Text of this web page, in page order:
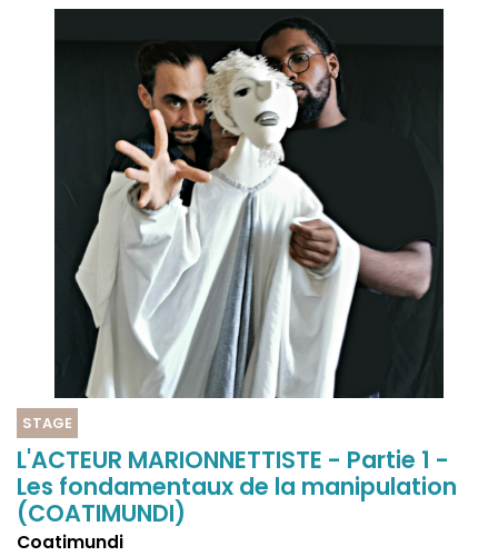
STAGE
L'ACTEUR MARIONNETTISTE - Partie 1 -
Les fondamentaux de la manipulation
(COATIMUNDI)
Coatimundi